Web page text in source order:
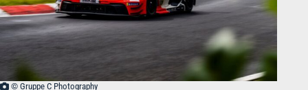
© Gruppe C Photography